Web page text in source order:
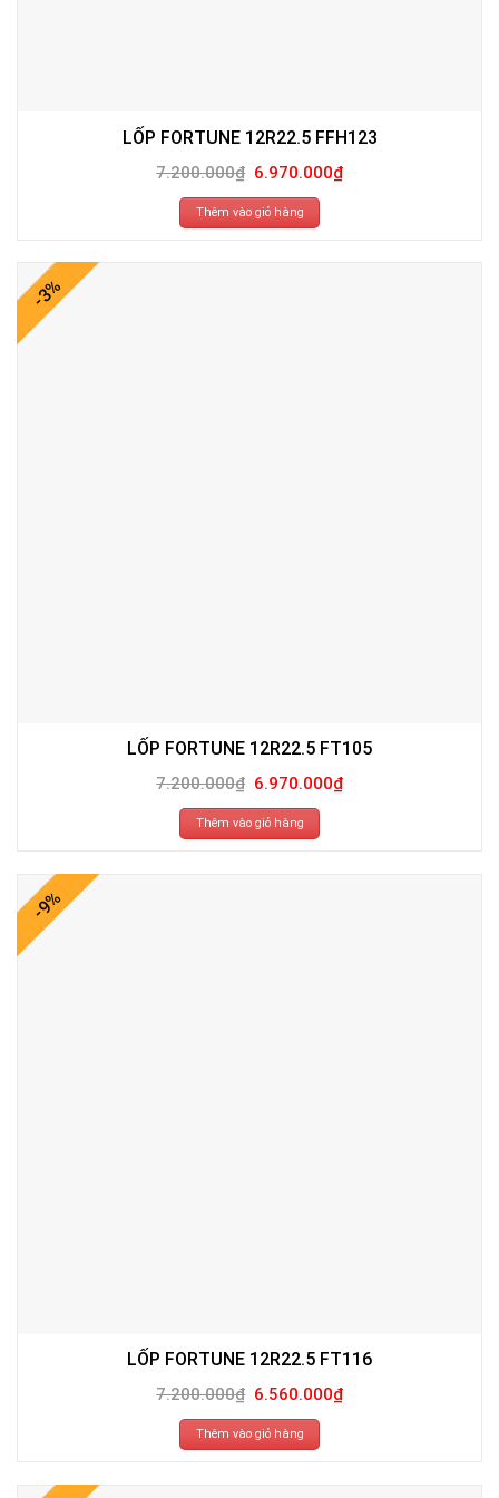
LỐP FORTUNE 12R22.5 FFH123
7.200.000₫ Giá
gốc
là:
7.200.000₫.
6.970.000₫Giá
hiện
Thêm vào giỏ hàng
-3%
LỐP FORTUNE 12R22.5 FT105
7.200.000₫ Giá
gốc
là:
7.200.000₫.
6.970.000₫Giá
hiện
Thêm vào giỏ hàng
-9%
LỐP FORTUNE 12R22.5 FT116
7.200.000₫ Giá
gốc
là:
7.200.000₫.
6.560.000₫Giá
hiện
Thêm vào giỏ hàng